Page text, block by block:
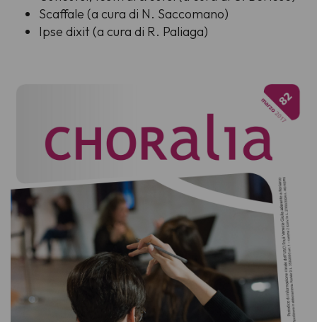
Scaffale (a cura di N. Saccomano)
Ipse dixit (a cura di R. Paliaga)